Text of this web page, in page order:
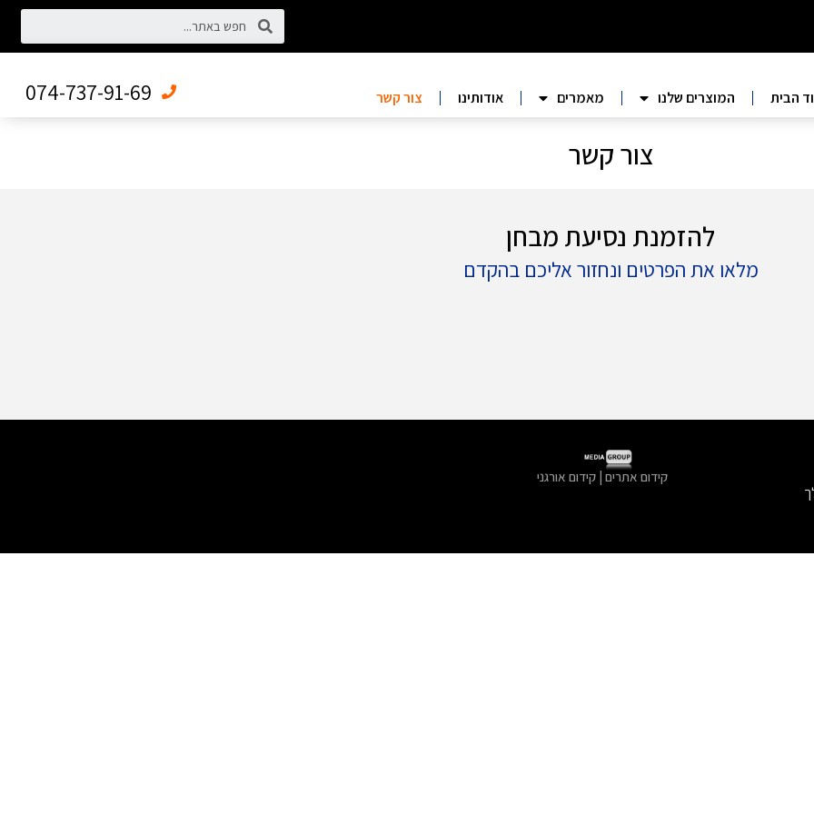
הבית המוצרים שלנו מאמרים אודותינו צור קשר 074-737-91-69
צור קשר
להזמנת נסיעת מבחן
מלאו את הפרטים ונחזור אליכם בהקדם
קידום אתרים | קידום אורגני